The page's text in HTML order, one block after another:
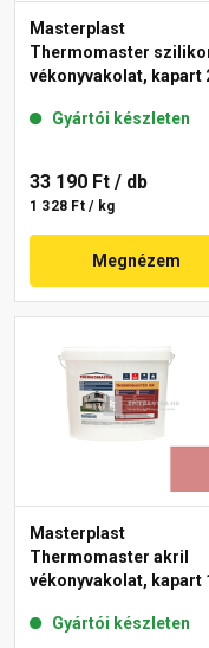
Masterplast
Thermomaster
vékonyvakolat, kapart
Gyártói készleten
33 190 Ft / db
1 328 Ft / kg
Megnézem
Masterplast
Thermomaster akril
vékonyvakolat, kapart
Gyártói készleten